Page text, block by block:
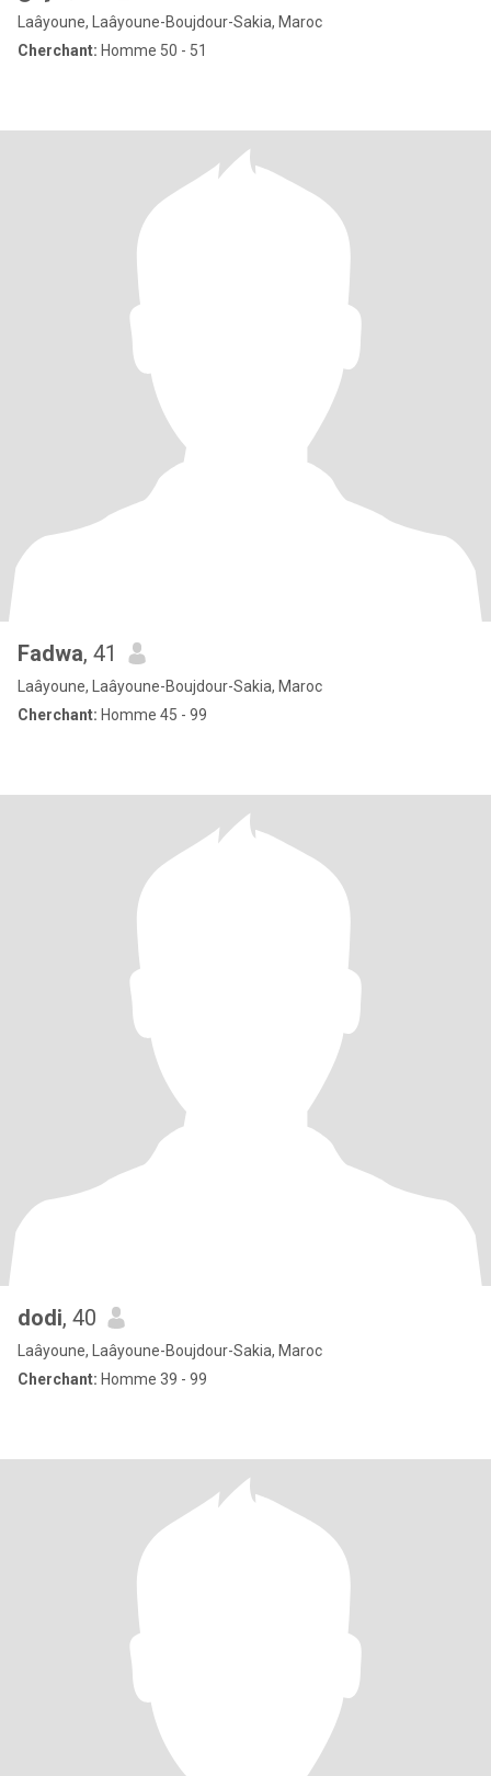
Laâyoune, Laâyoune-Boujdour-Sakia, Maroc
Cherchant: Homme 50 - 51
Fadwa, 41
Laâyoune, Laâyoune-Boujdour-Sakia, Maroc
Cherchant: Homme 45 - 99
dodi, 40
Laâyoune, Laâyoune-Boujdour-Sakia, Maroc
Cherchant: Homme 39 - 99